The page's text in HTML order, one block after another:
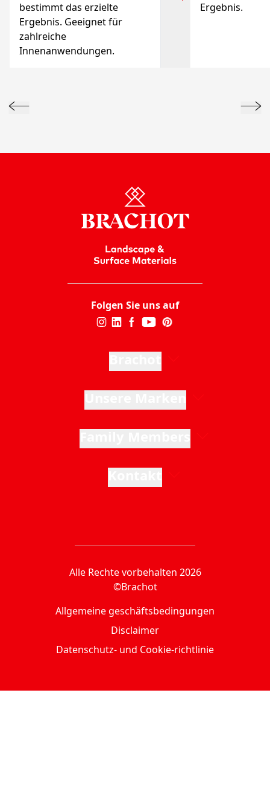
bestimmt das erzielte
Ergebnis. Geeignet für
zahlreiche
Innenanwendungen.
Ergebnis.
Folgen Sie uns auf
Alle Rechte vorbehalten 2026
©Brachot
Allgemeine geschäftsbedingungen
Disclaimer
Datenschutz- und Cookie-richtlinie